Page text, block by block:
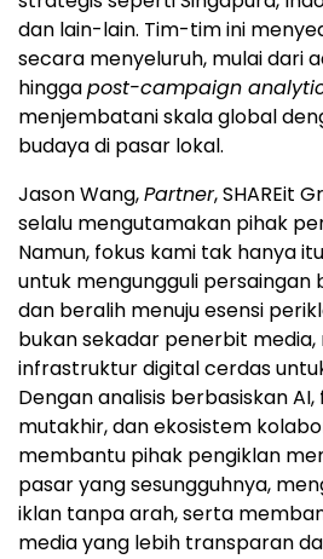
dan lain-lain. Tim-tim ini
secara menyeluruh, mulai dari
hinggapost-campaign
menjembatani skala global
budaya di pasar lokal.
Jason Wang,Partner, SHAREit
selalu mengutamakan pihak
Namun, fokus kami tak hanya
untuk mengungguli persaingan
dan beralih menuju esensi
bukan sekadar penerbit media,
infrastruktur digital cerdas
Dengan analisis berbasiskan AI,
mutakhir, dan ekosistem
membantu pihak pengiklan
pasar yang sesungguhnya,
iklan tanpa arah, serta
media yang lebih transparan